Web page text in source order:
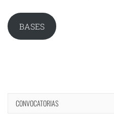
BASES
CONVOCATORIAS